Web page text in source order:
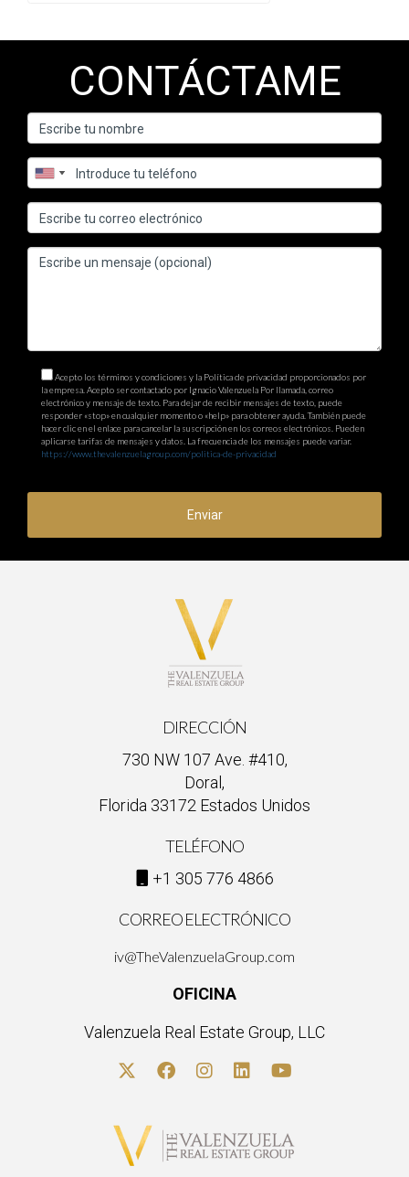
CONTÁCTAME
Acepto los términos y condiciones y la Política de privacidad proporcionados por
la empresa. Acepto ser contactado por Ignacio Valenzuela Por llamada, correo
electrónico y mensaje de texto. Para dejar de recibir mensajes de texto, puede
responder «stop» en cualquier momento o «help» para obtener ayuda. También puede
hacer clic en el enlace para cancelar la suscripción en los correos electrónicos. Pueden
aplicarse tarifas de mensajes y datos. La frecuencia de los mensajes puede variar.
https://www.thevalenzuelagroup.com/politica-de-privacidad
Enviar
DIRECCIÓN
730 NW 107 Ave. #410,
Doral,
Florida 33172 Estados Unidos
TELÉFONO
+1 305 776 4866
CORREO ELECTRÓNICO
iv@TheValenzuelaGroup.com
OFICINA
Valenzuela Real Estate Group, LLC